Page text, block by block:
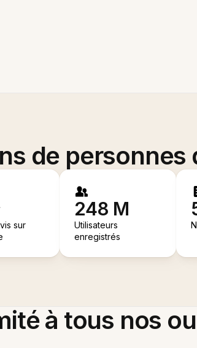
de personnes
sur
248 M
Utilisateurs
enregistrés
à tous nos